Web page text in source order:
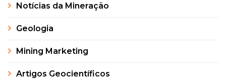
Notícias da Mineração
Geologia
Mining Marketing
Artigos Geocientíficos